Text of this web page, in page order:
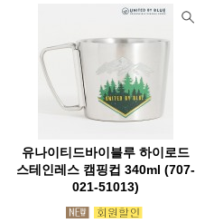
유나이티드바이블루 하이로드
스테인레스 캠핑컵 340ml (707-
021-51013)